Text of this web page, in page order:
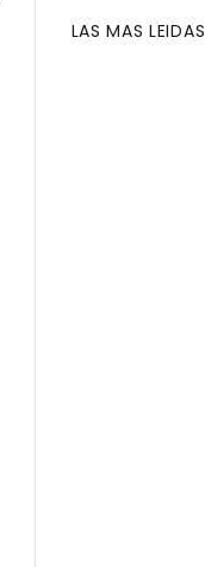
LAS MAS LEIDAS